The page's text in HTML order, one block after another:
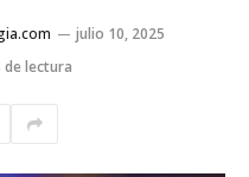
julio 10, 2025
de lectura